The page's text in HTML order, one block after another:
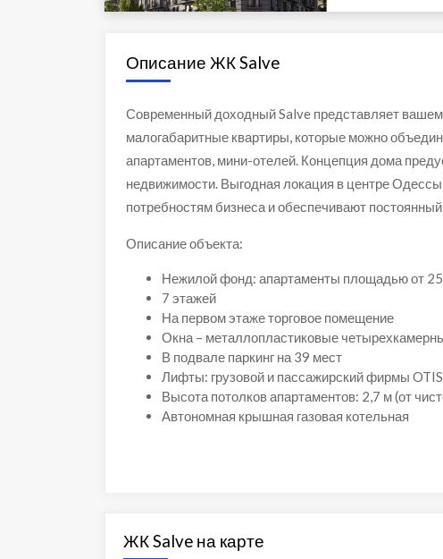
Описание ЖК Salve
Современный доходный Salve представляет
малогабаритные квартиры, которые можно
апартаментов, мини-отелей. Концепция дома
недвижимости. Выгодная локация в центре
потребностям бизнеса и обеспечивают
Описание объекта:
Нежилой фонд: апартаменты площадью от
7 этажей
На первом этаже торговое помещение
Окна – металлопластиковые
В подвале паркинг на 39 мест
Лифты: грузовой и пассажирский фирмы
Высота потолков апартаментов: 2,7 м (от
Автономная крышная газовая котельная
ЖК Salve на карте